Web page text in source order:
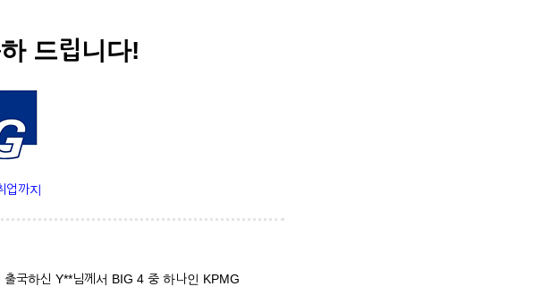
드립니다!
업까지
출국하신 Y**님께서 BIG 4 중 하나인 KPMG